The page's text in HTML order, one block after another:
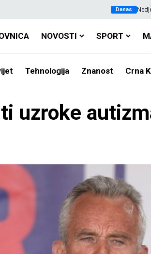
Danas
NOVOSTI SPORT
Tehnologija Znanost Crna
uzroke